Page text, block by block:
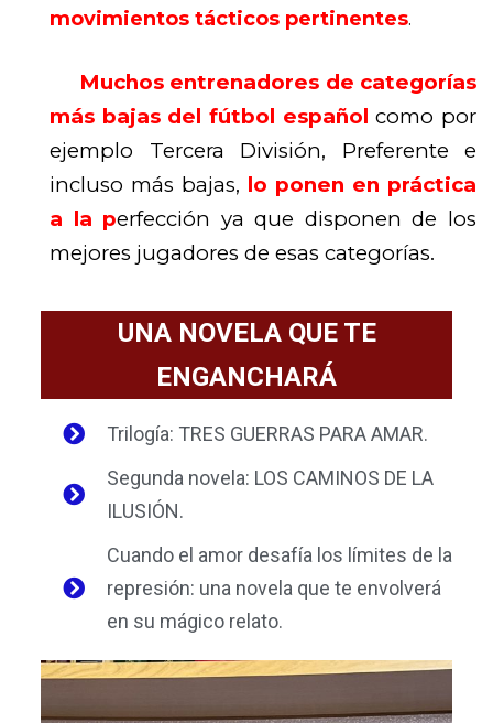
movimientos tácticos pertinentes.
Muchos entrenadores de categorías
más bajas del fútbol español como por
ejemplo Tercera División, Preferente e
incluso más bajas, lo ponen en práctica
a la perfección ya que disponen de los
mejores jugadores de esas categorías.
UNA NOVELA QUE TE
ENGANCHARÁ
Trilogía: TRES GUERRAS PARA AMAR.
Segunda novela: LOS CAMINOS DE LA
ILUSIÓN.
Cuando el amor desafía los límites de la
represión: una novela que te envolverá
en su mágico relato.